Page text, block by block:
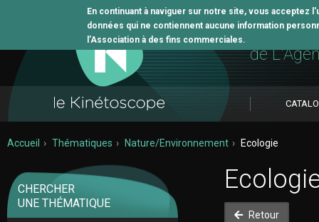
En continuant à naviguer sur notre site, vous
données qui ne contiennent aucune information
l’Association à des fins commerciales. L'outil
de
Accueil Thématiques Nature/Environnement Ecologie
CHERCHER
UNE THÉMATIQUE
Retour